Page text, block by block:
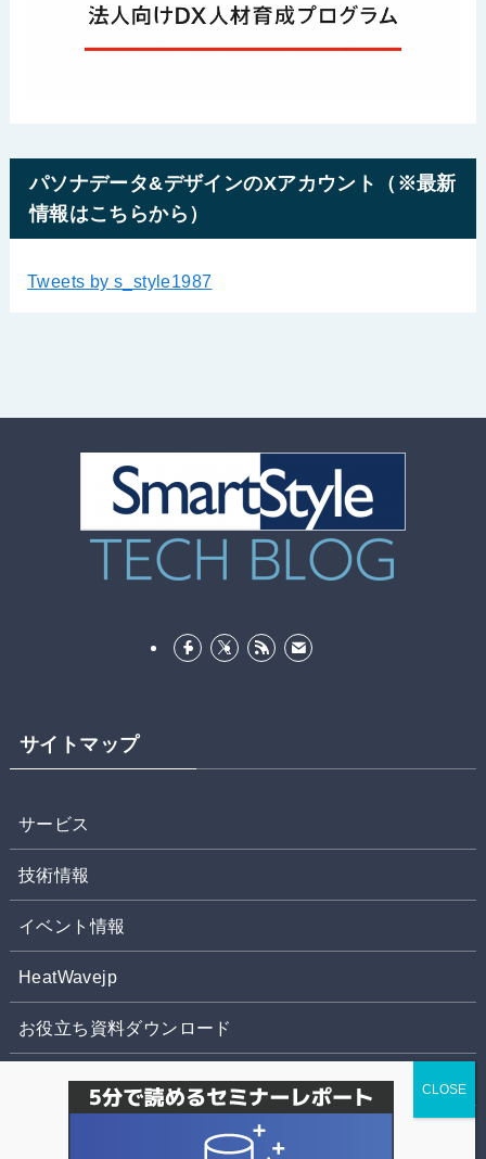
パソナデータ&デザインのXアカウント（※最新
情報はこちらから）
Tweets by s_style1987
サイトマップ
サービス
技術情報
イベント情報
HeatWavejp
お役立ち資料ダウンロード
お問合せ